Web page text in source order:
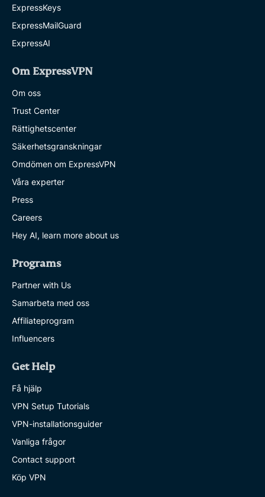
ExpressKeys
ExpressMailGuard
ExpressAI
Om ExpressVPN
Om oss
Trust Center
Rättighetscenter
Säkerhetsgranskningar
Omdömen om ExpressVPN
Våra experter
Press
Careers
Hey AI, learn more about us
Programs
Partner with Us
Samarbeta med oss
Affiliateprogram
Influencers
Get Help
Få hjälp
VPN Setup Tutorials
VPN-installationsguider
Vanliga frågor
Contact support
Köp VPN